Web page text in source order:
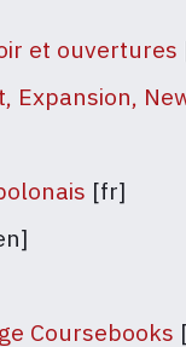
et ouvertures
Expansion,
[fr]
Coursebooks